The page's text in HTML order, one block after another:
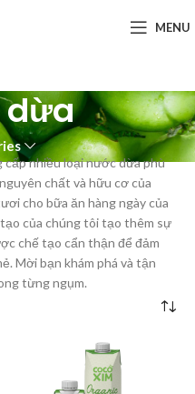
MENU
dừa
nhiều loại nước dừa phù
chất và hữu cơ của
cho bữa ăn hàng ngày của
của chúng tôi tạo thêm sự
chế tạo cẩn thận để đảm
Mời bạn khám phá và tận
từng ngụm.